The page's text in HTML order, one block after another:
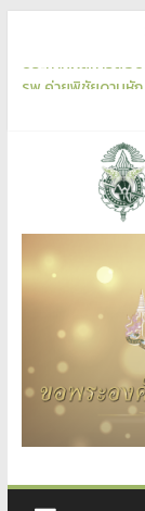
ประกาศผลการสอ
รพ.ค่ายพิชัยดาบหัก
เผยแพร่ร่างประก
เลือดด้วยเครื่องไ
ประกาศเผยแพร่แ
ประกาศผู้ชนะการ
อัตโนมัติ
ประกาศประกวดรา
Chest